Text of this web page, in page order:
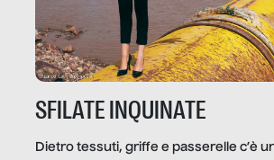
SFILATE INQUINATE
Dietro tessuti, griffe e passerelle c’è